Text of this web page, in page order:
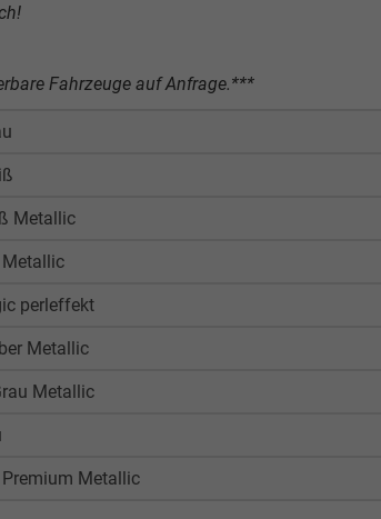
Fahrzeuge auf Anfrage.***
Metallic
Metallic
perleffekt
Metallic
Metallic
Premium Metallic